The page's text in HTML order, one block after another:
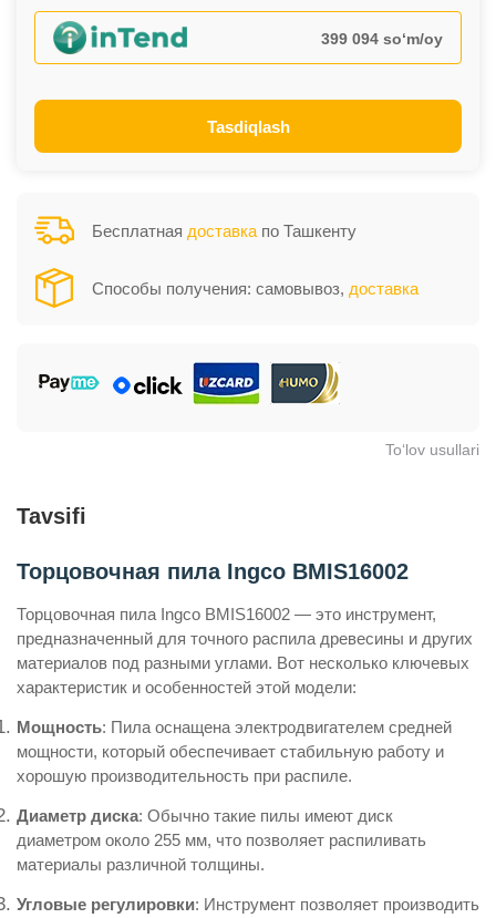
399 094 so‘m/oy
Tasdiqlash
Бесплатная доставка по Ташкенту
Способы получения: самовывоз, доставка
To‘lov usullari
Tavsifi
Торцовочная пила Ingco BMIS16002
Торцовочная пила Ingco BMIS16002 — это инструмент,
предназначенный для точного распила древесины и других
материалов под разными углами. Вот несколько ключевых
характеристик и особенностей этой модели:
Мощность: Пила оснащена электродвигателем средней
мощности, который обеспечивает стабильную работу и
хорошую производительность при распиле.
Диаметр диска: Обычно такие пилы имеют диск
диаметром около 255 мм, что позволяет распиливать
материалы различной толщины.
Угловые регулировки: Инструмент позволяет производить